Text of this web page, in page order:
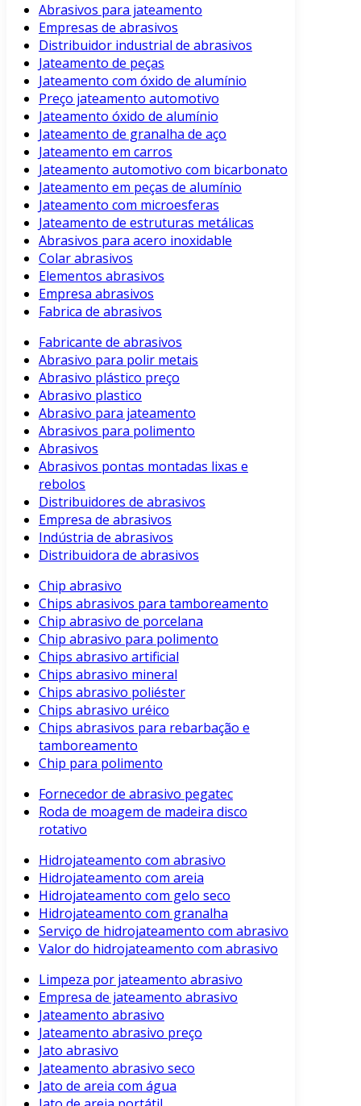
Abrasivos para jateamento
Empresas de abrasivos
Distribuidor industrial de abrasivos
Jateamento de peças
Jateamento com óxido de alumínio
Preço jateamento automotivo
Jateamento óxido de alumínio
Jateamento de granalha de aço
Jateamento em carros
Jateamento automotivo com bicarbonato
Jateamento em peças de alumínio
Jateamento com microesferas
Jateamento de estruturas metálicas
Abrasivos para acero inoxidable
Colar abrasivos
Elementos abrasivos
Empresa abrasivos
Fabrica de abrasivos
Fabricante de abrasivos
Abrasivo para polir metais
Abrasivo plástico preço
Abrasivo plastico
Abrasivo para jateamento
Abrasivos para polimento
Abrasivos
Abrasivos pontas montadas lixas e
rebolos
Distribuidores de abrasivos
Empresa de abrasivos
Indústria de abrasivos
Distribuidora de abrasivos
Chip abrasivo
Chips abrasivos para tamboreamento
Chip abrasivo de porcelana
Chip abrasivo para polimento
Chips abrasivo artificial
Chips abrasivo mineral
Chips abrasivo poliéster
Chips abrasivo uréico
Chips abrasivos para rebarbação e
tamboreamento
Chip para polimento
Fornecedor de abrasivo pegatec
Roda de moagem de madeira disco
rotativo
Hidrojateamento com abrasivo
Hidrojateamento com areia
Hidrojateamento com gelo seco
Hidrojateamento com granalha
Serviço de hidrojateamento com abrasivo
Valor do hidrojateamento com abrasivo
Limpeza por jateamento abrasivo
Empresa de jateamento abrasivo
Jateamento abrasivo
Jateamento abrasivo preço
Jato abrasivo
Jateamento abrasivo seco
Jato de areia com água